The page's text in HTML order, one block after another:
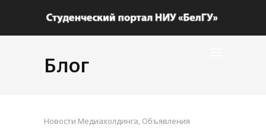
Блог
Новости Медиахолдинга, Объявления